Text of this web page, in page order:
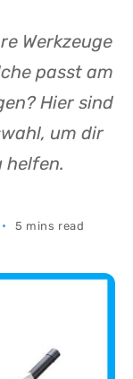
Werkzeuge
passt am
Hier sind
um dir
helfen.
5 mins read